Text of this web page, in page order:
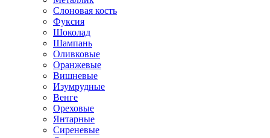
Слоновая кость
Фуксия
Шоколад
Шампань
Оливковые
Оранжевые
Вишневые
Изумрудные
Венге
Ореховые
Янтарные
Сиреневые